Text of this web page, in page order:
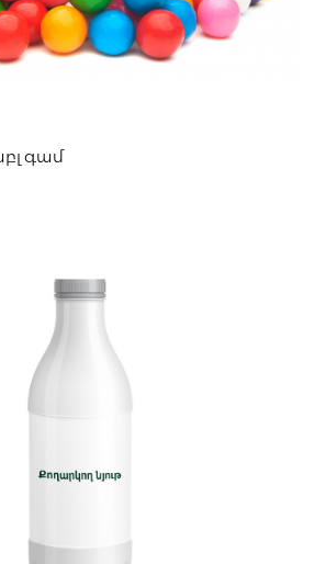
գամ
զամբյուղ
Ավելացնել զամբյուղ